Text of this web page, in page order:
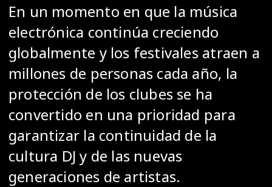
En un momento en que la música
electrónica continúa creciendo
globalmente y los festivales atraen a
millones de personas cada año, la
protección de los clubes se ha
convertido en una prioridad para
garantizar la continuidad de la
cultura DJ y de las nuevas
generaciones de artistas.